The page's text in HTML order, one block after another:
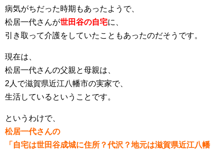
病気がちだった時期もあったようで、
松居一代さんが世田谷の自宅に、
引き取って介護をしていたこともあったのだそうです。
現在は、
松居一代さんの父親と母親は、
2人で滋賀県近江八幡市の実家で、
生活しているということです。
というわけで、
松居一代さんの
「自宅は世田谷成城に住所？代沢？地元は滋賀県近江八幡